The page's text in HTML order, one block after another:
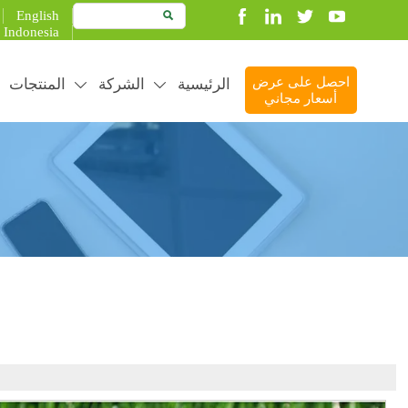
English
Indonesia

المنتجات  الشركة  الرئيسية
احصل على عرض
أسعار مجاني